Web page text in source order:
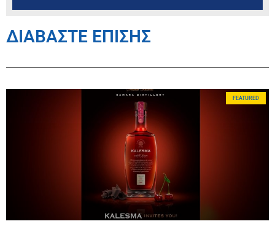
ΔΙΑΒΑΣΤΕ ΕΠΙΣΗΣ
FEATURED